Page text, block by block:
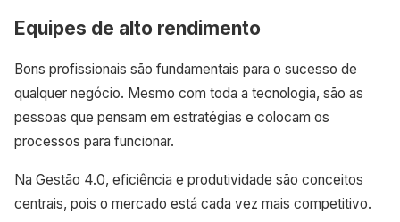
Equipes de alto rendimento
Bons profissionais são fundamentais para o sucesso de
qualquer negócio. Mesmo com toda a tecnologia, são as
pessoas que pensam em estratégias e colocam os
processos para funcionar.
Na Gestão 4.0, eficiência e produtividade são conceitos
centrais, pois o mercado está cada vez mais competitivo.